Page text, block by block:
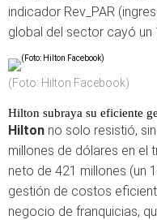
indicador Rev_PAR
global del sector cayó un
(Foto: Hilton Facebook)
Hilton subraya su eficiente
Hilton no solo resistió,
millones de dólares en el
neto de 421 millones (un
gestión de costos
negocio de franquicias,